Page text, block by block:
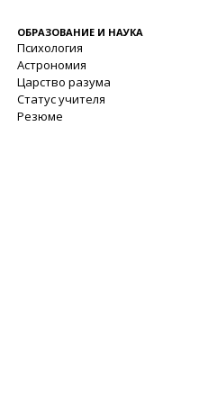
ОБРАЗОВАНИЕ И НАУКА
Психология
Астрономия
Царство разума
Статус учителя
Резюме